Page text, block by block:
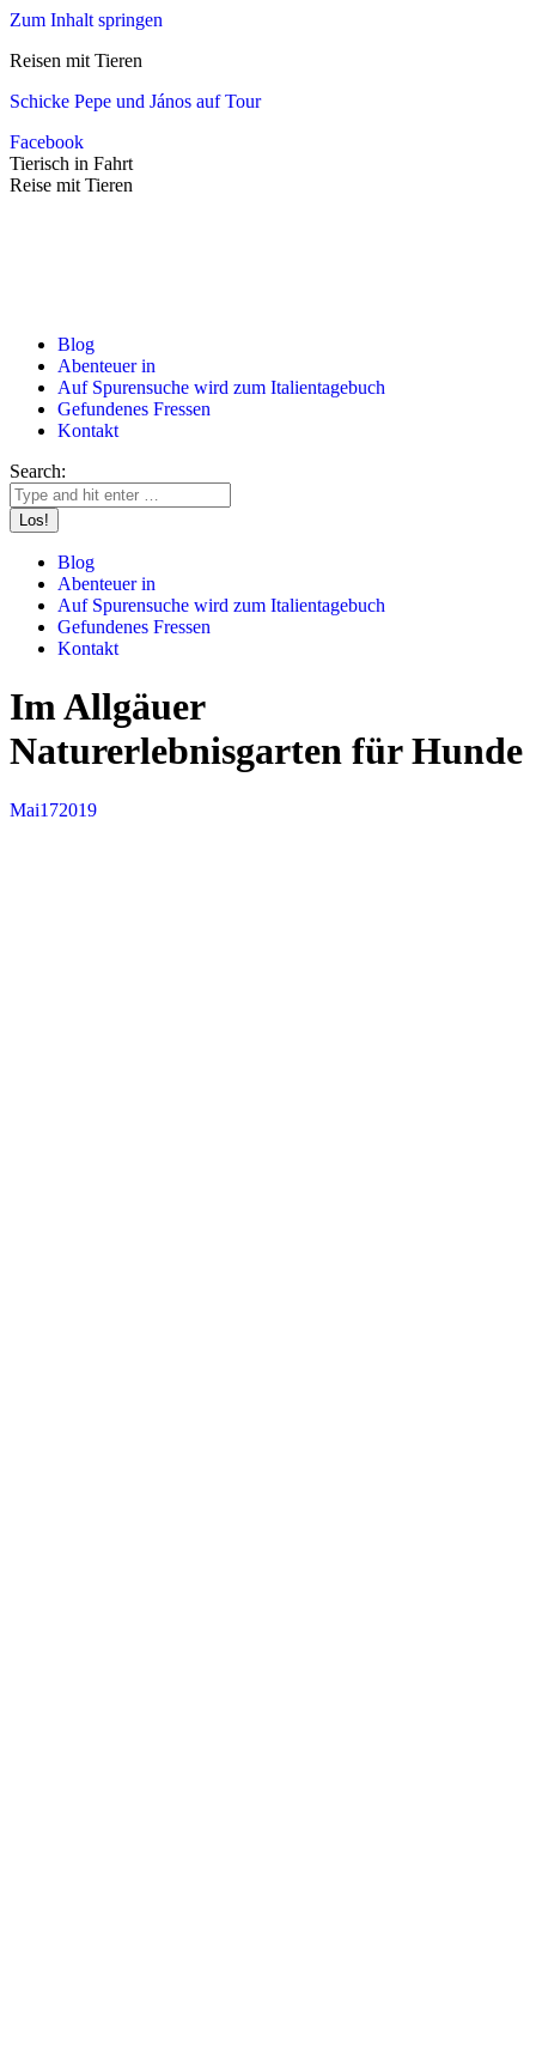
Zum Inhalt springen
Reisen mit Tieren
Schicke Pepe und János auf Tour
Facebook
Tierisch in Fahrt
Reise mit Tieren
Blog
Abenteuer in
Auf Spurensuche wird zum Italientagebuch
Gefundenes Fressen
Kontakt
Search:
Blog
Abenteuer in
Auf Spurensuche wird zum Italientagebuch
Gefundenes Fressen
Kontakt
Im Allgäuer
Naturerlebnisgarten für Hunde
Mai172019